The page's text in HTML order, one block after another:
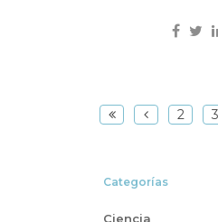
2 3
Categorías
Ciencia